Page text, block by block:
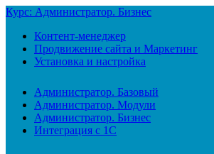
Курс: Администратор. Бизнес
Контент-менеджер
Продвижение сайта и Маркетинг
Установка и настройка
Администратор. Базовый
Администратор. Модули
Администратор. Бизнес
Интеграция с 1С